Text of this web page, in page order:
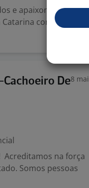
e apaixonados para
Catarina como
Cachoeiro De8 mai
na força
Somos pessoas